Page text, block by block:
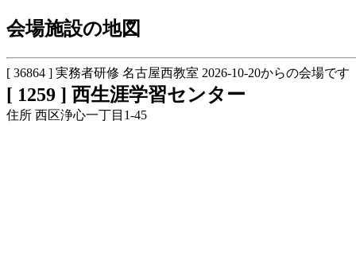
会場施設の地図
[ 36864 ] 実務者研修 名古屋西教室 2026-10-20からの会場です
[ 1259 ] 西生涯学習センター
住所 西区浄心一丁目1-45